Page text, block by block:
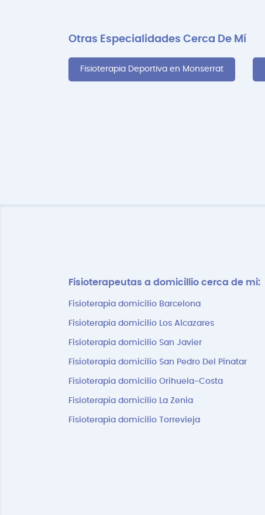
Otras Especialidades Cerca De Mí
Fisioterapia Deportiva en Monserrat
Fisioterapeutas a domicillio cerca de mi:
Fisioterapia domicilio Barcelona
Fisioterapia domicilio Los Alcazares
Fisioterapia domicilio San Javier
Fisioterapia domicilio San Pedro Del Pinatar
Fisioterapia domicilio Orihuela-Costa
Fisioterapia domicilio La Zenia
Fisioterapia domicilio Torrevieja